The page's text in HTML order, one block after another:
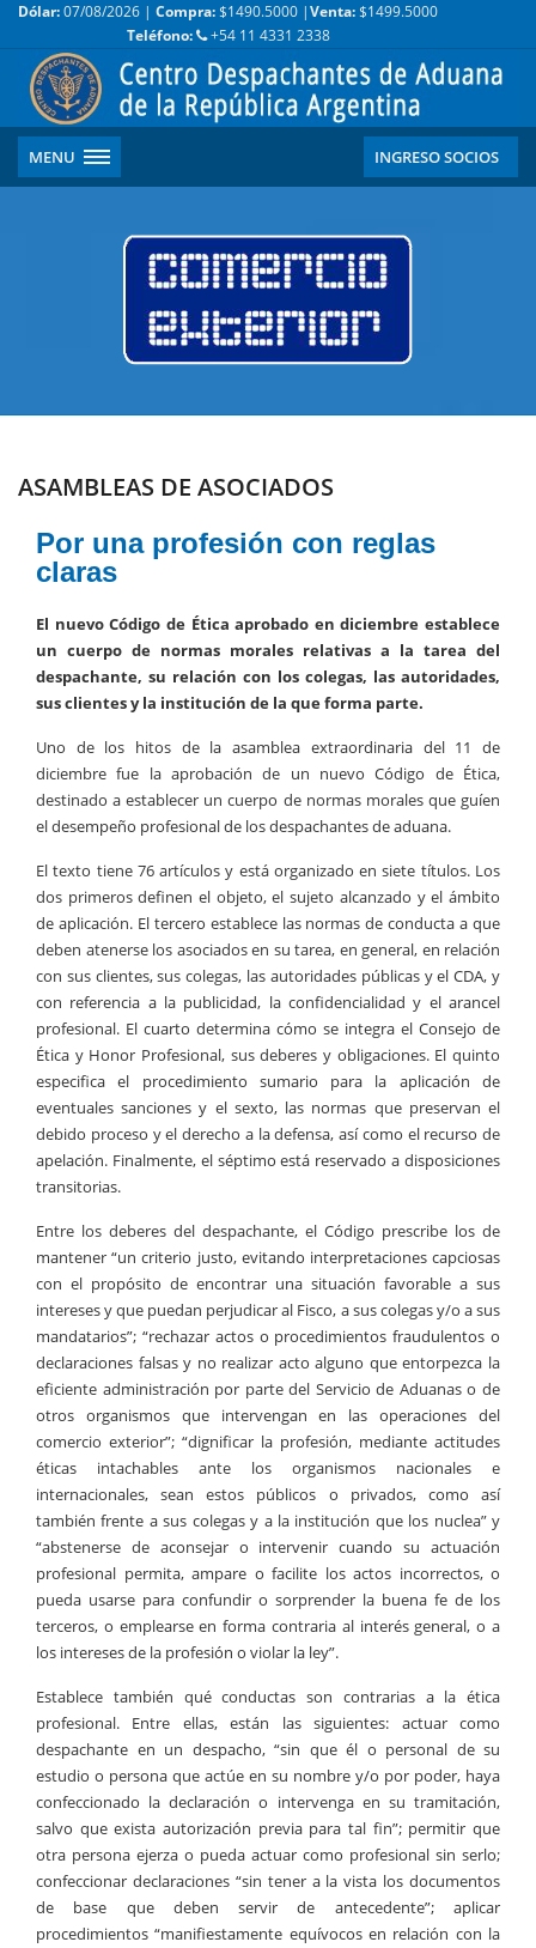
Dólar:07/08/2026 | Compra:$1490.5000 |Venta:$1499.5000
Teléfono:
+54 11 4331 2338
MENU INGRESO SOCIOS
ASAMBLEAS DE ASOCIADOS
Por una profesión con reglas
claras
El nuevo Código de Ética aprobado en diciembre establece
un cuerpo de normas morales relativas a la tarea del
despachante, su relación con los colegas, las autoridades,
sus clientes y la institución de la que forma parte.
Uno de los hitos de la asamblea extraordinaria del 11 de
diciembre fue la aprobación de un nuevo Código de Ética,
destinado a establecer un cuerpo de normas morales que guíen
el desempeño profesional de los despachantes de aduana.
El texto tiene 76 artículos y está organizado en siete títulos. Los
dos primeros definen el objeto, el sujeto alcanzado y el ámbito
de aplicación. El tercero establece las normas de conducta a que
deben atenerse los asociados en su tarea, en general, en relación
con sus clientes, sus colegas, las autoridades públicas y el CDA, y
con referencia a la publicidad, la confidencialidad y el arancel
profesional. El cuarto determina cómo se integra el Consejo de
Ética y Honor Profesional, sus deberes y obligaciones. El quinto
especifica el procedimiento sumario para la aplicación de
eventuales sanciones y el sexto, las normas que preservan el
debido proceso y el derecho a la defensa, así como el recurso de
apelación. Finalmente, el séptimo está reservado a disposiciones
transitorias.
Entre los deberes del despachante, el Código prescribe los de
mantener “un criterio justo, evitando interpretaciones capciosas
con el propósito de encontrar una situación favorable a sus
intereses y que puedan perjudicar al Fisco, a sus colegas y/o a sus
mandatarios”; “rechazar actos o procedimientos fraudulentos o
declaraciones falsas y no realizar acto alguno que entorpezca la
eficiente administración por parte del Servicio de Aduanas o de
otros organismos que intervengan en las operaciones del
comercio exterior”; “dignificar la profesión, mediante actitudes
éticas intachables ante los organismos nacionales e
internacionales, sean estos públicos o privados, como así
también frente a sus colegas y a la institución que los nuclea” y
“abstenerse de aconsejar o intervenir cuando su actuación
profesional permita, ampare o facilite los actos incorrectos, o
pueda usarse para confundir o sorprender la buena fe de los
terceros, o emplearse en forma contraria al interés general, o a
los intereses de la profesión o violar la ley”.
Establece también qué conductas son contrarias a la ética
profesional. Entre ellas, están las siguientes: actuar como
despachante en un despacho, “sin que él o personal de su
estudio o persona que actúe en su nombre y/o por poder, haya
confeccionado la declaración o intervenga en su tramitación,
salvo que exista autorización previa para tal fin”; permitir que
otra persona ejerza o pueda actuar como profesional sin serlo;
confeccionar declaraciones “sin tener a la vista los documentos
de base que deben servir de antecedente”; aplicar
procedimientos “manifiestamente equívocos en relación con la